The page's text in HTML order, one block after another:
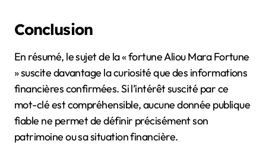
Conclusion
En résumé, le sujet de la « fortune Aliou Mara Fortune
» suscite davantage la curiosité que des informations
financières confirmées. Si l’intérêt suscité par ce
mot-clé est compréhensible, aucune donnée publique
fiable ne permet de définir précisément son
patrimoine ou sa situation financière.